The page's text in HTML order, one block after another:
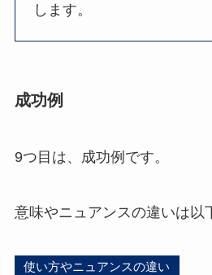
します。
成功例
9つ目は、成功例です。
意味やニュアンスの違いは以
使い方やニュアンスの違い